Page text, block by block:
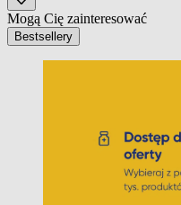
Mogą Cię zainteresować
Bestsellery